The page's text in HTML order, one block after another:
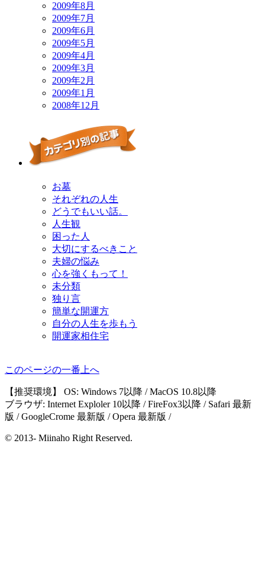
2009年8月
2009年7月
2009年6月
2009年5月
2009年4月
2009年3月
2009年2月
2009年1月
2008年12月
お墓
それぞれの人生
どうでもいい話。
人生観
困った人
大切にするべきこと
夫婦の悩み
心を強くもって！
未分類
独り言
簡単な開運方
自分の人生を歩もう
開運家相住宅
このページの一番上へ
【推奨環境】 OS: Windows 7以降 / MacOS 10.8以降
ブラウザ: Internet Exploler 10以降 / FireFox3以降 / Safari 最新
版 / GoogleCrome 最新版 / Opera 最新版 /
© 2013- Miinaho Right Reserved.